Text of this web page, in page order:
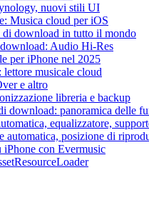
nuovi stili UI
Musica cloud per iOS
download in tutto il mondo
Audio Hi-Res
per iPhone nel 2025
musicale cloud
e altro
libreria e backup
download: panoramica delle
equalizzatore,
automatica, posizione di
iPhone con Evermusic